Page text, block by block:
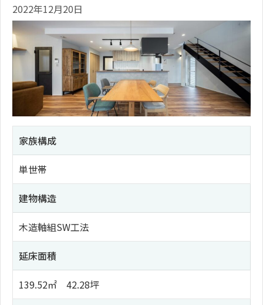
2022年12月20日
家族構成
単世帯
建物構造
木造軸組SW工法
延床面積
139.52㎡ 42.28坪